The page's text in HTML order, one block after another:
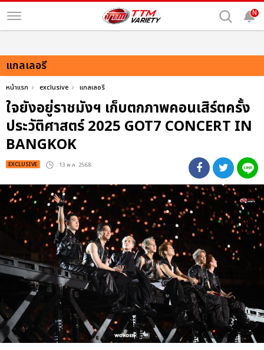
N
แกลเลอรี
หน้าแรก exclusive แกลเลอรี
ใจยังอยู่ราชมังฯ เก็บตกภาพคอนเสิร์ตครั้ง
ประวัติศาสตร์ 2025 GOT7 CONCERT IN
BANGKOK
EXCLUSIVE : 13 พ.ค. 2568